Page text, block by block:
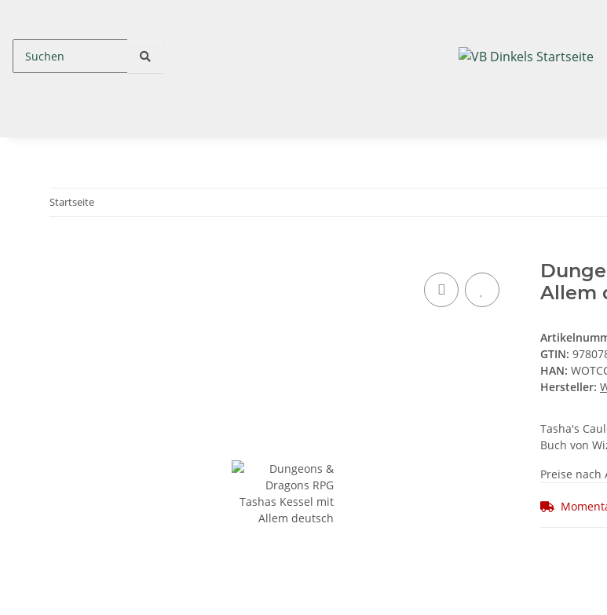
Startseite
Allem
GTIN:
HAN:
Hersteller:
Tasha's
Buch von
Preise